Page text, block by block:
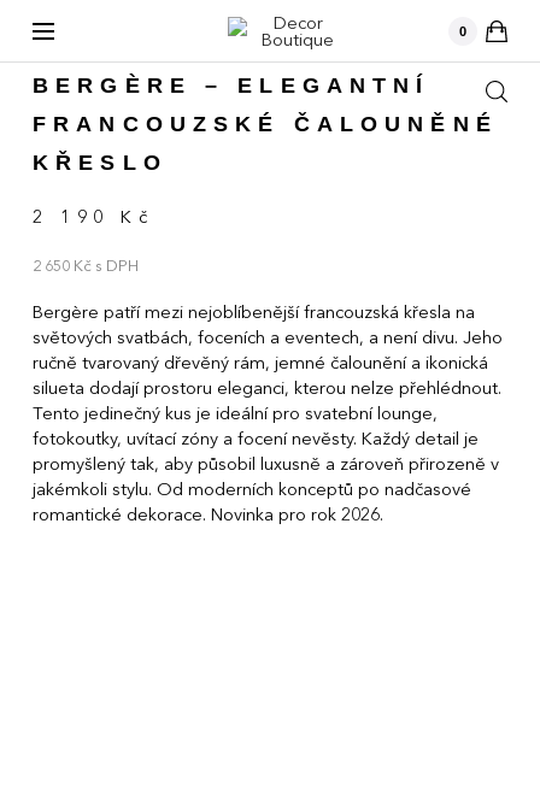
0kusů
KATALOG
BERGÈRE – ELEGANTNÍ
FRANCOUZSKÉ ČALOUNĚNÉ
KŘESLO
2 190 Kč
2 650 Kč s DPH
Bergère patří mezi nejoblíbenější francouzská křesla na
světových svatbách, foceních a eventech, a není divu. Jeho
ručně tvarovaný dřevěný rám, jemné čalounění a ikonická
silueta dodají prostoru eleganci, kterou nelze přehlédnout.
Tento jedinečný kus je ideální pro svatební lounge,
fotokoutky, uvítací zóny a focení nevěsty. Každý detail je
promyšlený tak, aby působil luxusně a zároveň přirozeně v
jakémkoli stylu. Od moderních konceptů po nadčasové
romantické dekorace. Novinka pro rok 2026.